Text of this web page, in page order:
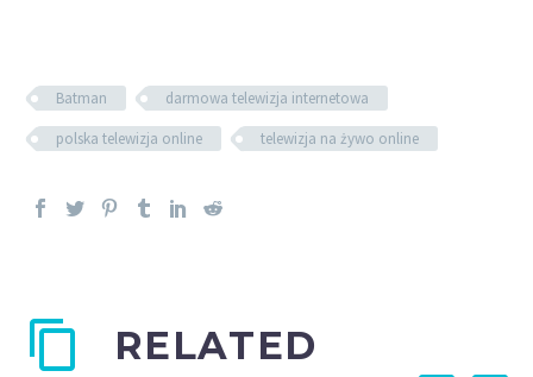
Batman
darmowa telewizja internetowa
polska telewizja online
telewizja na żywo online
RELATED